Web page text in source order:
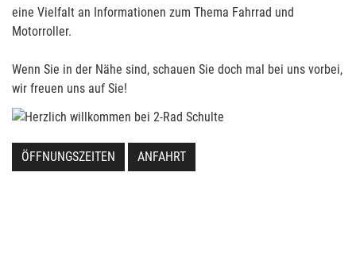
eine Vielfalt an Informationen zum Thema Fahrrad und
Motorroller.
Wenn Sie in der Nähe sind, schauen Sie doch mal bei uns vorbei,
wir freuen uns auf Sie!
ÖFFNUNGSZEITEN ANFAHRT